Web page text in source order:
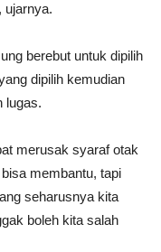
ujarnya.
berebut untuk dipilih
dipilih kemudian
lugas.
merusak syaraf otak
membantu, tapi
seharusnya kita
boleh kita salah